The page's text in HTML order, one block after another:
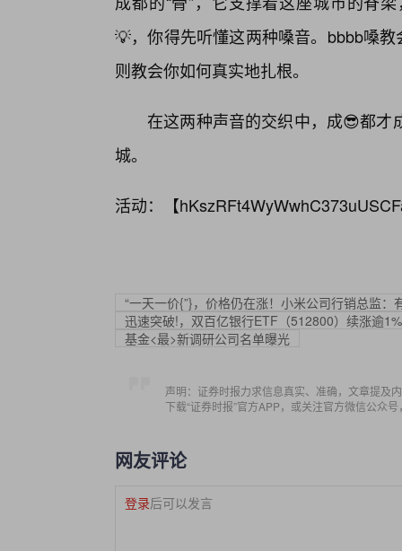
💡，你得先听懂这两种嗓音。bbbb嗓
则教会你如何真实地扎根。
在这两种声音的交织中，成😎都才
城。
活动：【
“一天一价{”}，价格仍在涨！小米公司行销总监：
迅速突破!，双百亿银行ETF（512800）续涨逾
基金<最>新调研公司名单曝光
声明：证券时报力求信息真实、准确，文章提及
下载“证券时报”官方APP，或关注官方微信公众
网友评论
登录后可以发言